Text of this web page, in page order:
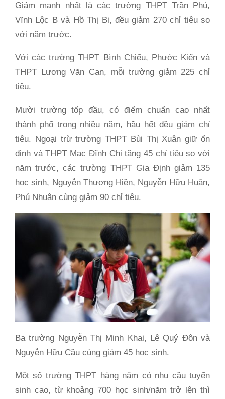
Giảm mạnh nhất là các trường THPT Trần Phú,
Vĩnh Lộc B và Hồ Thị Bi, đều giảm 270 chỉ tiêu so
với năm trước.
Với các trường THPT Bình Chiểu, Phước Kiển và
THPT Lương Văn Can, mỗi trường giảm 225 chỉ
tiêu.
Mười trường tốp đầu, có điểm chuẩn cao nhất
thành phố trong nhiều năm, hầu hết đều giảm chỉ
tiêu. Ngoại trừ trường THPT Bùi Thị Xuân giữ ổn
định và THPT Mạc Đĩnh Chi tăng 45 chỉ tiêu so với
năm trước, các trường THPT Gia Định giảm 135
học sinh, Nguyễn Thượng Hiền, Nguyễn Hữu Huân,
Phú Nhuận cùng giảm 90 chỉ tiêu.
Ba trường Nguyễn Thị Minh Khai, Lê Quý Đôn và
Nguyễn Hữu Cầu cùng giảm 45 học sinh.
Một số trường THPT hàng năm có nhu cầu tuyển
sinh cao, từ khoảng 700 học sinh/năm trở lên thì